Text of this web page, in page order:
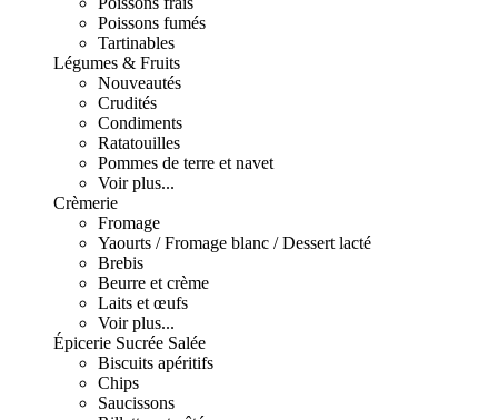
Poissons fumés
Tartinables
Légumes & Fruits
Nouveautés
Crudités
Condiments
Ratatouilles
Pommes de terre et navet
Voir plus...
Crèmerie
Fromage
Yaourts / Fromage blanc / Dessert lacté
Brebis
Beurre et crème
Laits et œufs
Voir plus...
Épicerie Sucrée Salée
Biscuits apéritifs
Chips
Saucissons